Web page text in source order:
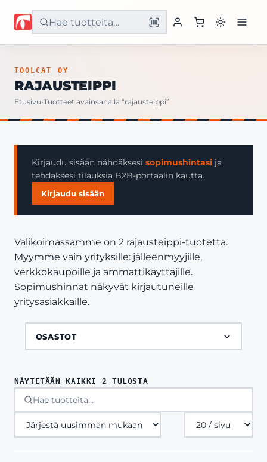
Etusivu
Yritys
Yhteystiedot
TOOLCAT OY
RAJAUSTEIPPI
Etusivu›Tuotteet avainsanalla “rajausteippi”
Kirjaudu sisään nähdäksesi sopimushintasi ja
tehdäksesi tilauksia B2B-portaalin kautta.
Kirjaudu sisään
Valikoimassamme on 2 rajausteippi-tuotetta.
Myymme vain yrityksille: jälleenmyyjille,
verkkokaupoille ja ammattikäyttäjille.
Sopimushinnat näkyvät kirjautuneille
yritysasiakkaille.
OSASTOT
NÄYTETÄÄN KAIKKI 2 TULOSTASORTED
Tuotteita
sivulla